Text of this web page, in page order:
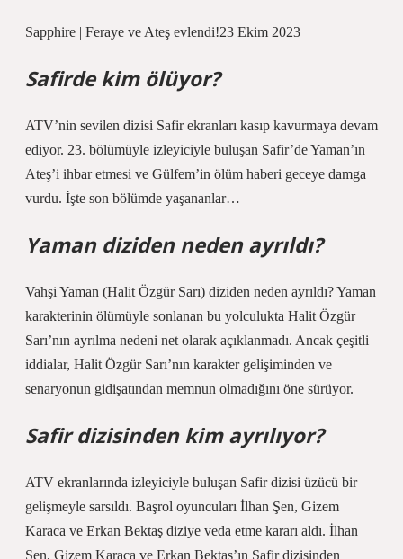
Sapphire | Feraye ve Ateş evlendi!23 Ekim 2023
Safirde kim ölüyor?
ATV’nin sevilen dizisi Safir ekranları kasıp kavurmaya devam
ediyor. 23. bölümüyle izleyiciyle buluşan Safir’de Yaman’ın
Ateş’i ihbar etmesi ve Gülfem’in ölüm haberi geceye damga
vurdu. İşte son bölümde yaşananlar…
Yaman diziden neden ayrıldı?
Vahşi Yaman (Halit Özgür Sarı) diziden neden ayrıldı? Yaman
karakterinin ölümüyle sonlanan bu yolculukta Halit Özgür
Sarı’nın ayrılma nedeni net olarak açıklanmadı. Ancak çeşitli
iddialar, Halit Özgür Sarı’nın karakter gelişiminden ve
senaryonun gidişatından memnun olmadığını öne sürüyor.
Safir dizisinden kim ayrılıyor?
ATV ekranlarında izleyiciyle buluşan Safir dizisi üzücü bir
gelişmeyle sarsıldı. Başrol oyuncuları İlhan Şen, Gizem
Karaca ve Erkan Bektaş diziye veda etme kararı aldı. İlhan
Şen, Gizem Karaca ve Erkan Bektaş’ın Safir dizisinden